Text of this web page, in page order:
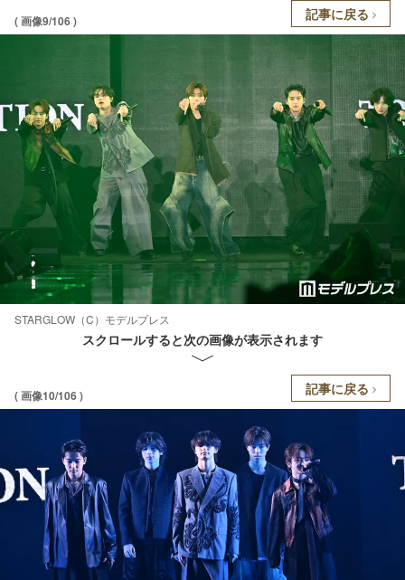
( 画像9/106 ) 記事に戻る
STARGLOW（C）モデルプレス
スクロールすると次の画像が表示されます
( 画像10/106 ) 記事に戻る